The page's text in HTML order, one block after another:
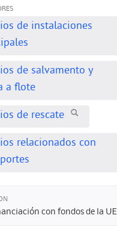
de instalaciones
de salvamento y
a flote
de rescate
relacionados con
con fondos de la UE